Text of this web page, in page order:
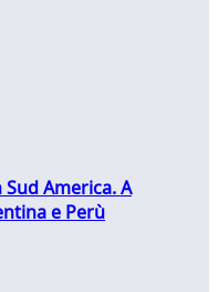
America. A
e Perù